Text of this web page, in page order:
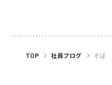
TOP 社員ブログ そば